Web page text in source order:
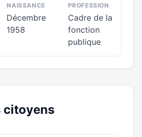
NAISSANCE
Décembre
1958
PROFESSION
Cadre de la
fonction
publique
citoyens